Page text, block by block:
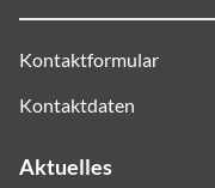
Kontaktformular
Kontaktdaten
Aktuelles